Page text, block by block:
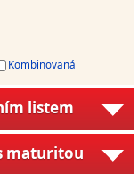
Kombinovaná
listem
maturitou